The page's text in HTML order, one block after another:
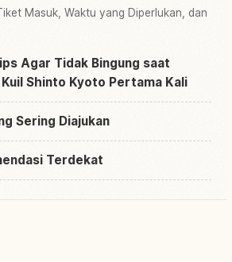
Masuk, Waktu yang Diperlukan, dan
Agar Tidak Bingung saat
Shinto Kyoto Pertama Kali
Sering Diajukan
Terdekat